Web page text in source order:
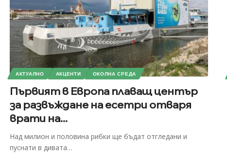
АКТУАЛНО АКЦЕНТИ ОКОЛНА СРЕДА
Първият в Европа плаващ център
за развъждане на есетри отваря
врати на...
Над милион и половина рибки ще бъдат отгледани и
пуснати в дивата…